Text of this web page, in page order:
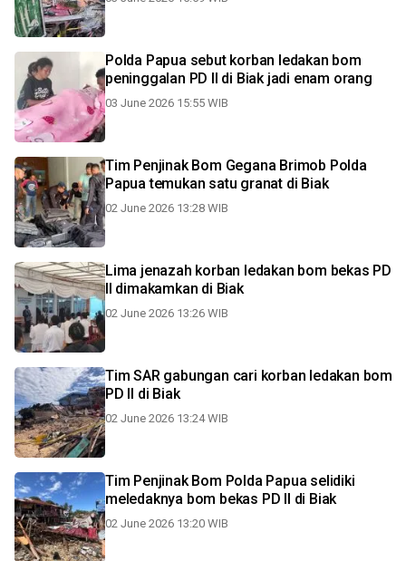
Polda Papua sebut korban ledakan bom
peninggalan PD II di Biak jadi enam orang
03 June 2026 15:55 WIB
Tim Penjinak Bom Gegana Brimob Polda
Papua temukan satu granat di Biak
02 June 2026 13:28 WIB
Lima jenazah korban ledakan bom bekas PD
II dimakamkan di Biak
02 June 2026 13:26 WIB
Tim SAR gabungan cari korban ledakan bom
PD II di Biak
02 June 2026 13:24 WIB
Tim Penjinak Bom Polda Papua selidiki
meledaknya bom bekas PD II di Biak
02 June 2026 13:20 WIB